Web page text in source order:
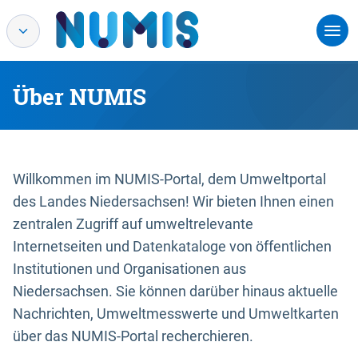
Über NUMIS
Willkommen im NUMIS-Portal, dem Umweltportal
des Landes Niedersachsen! Wir bieten Ihnen einen
zentralen Zugriff auf umweltrelevante
Internetseiten und Datenkataloge von öffentlichen
Institutionen und Organisationen aus
Niedersachsen. Sie können darüber hinaus aktuelle
Nachrichten, Umweltmesswerte und Umweltkarten
über das NUMIS-Portal recherchieren.